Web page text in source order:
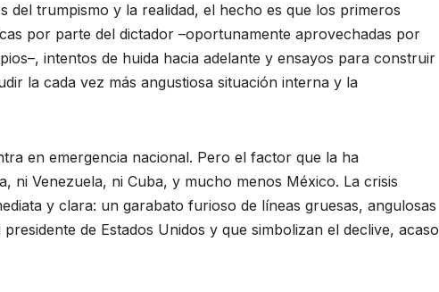
del trumpismo y la realidad, el hecho es que los primeros
por parte del dictador –oportunamente aprovechadas por
intentos de huida hacia adelante y ensayos para construir
la cada vez más angustiosa situación interna y la
en emergencia nacional. Pero el factor que la ha
ni Venezuela, ni Cuba, y mucho menos México. La crisis
y clara: un garabato furioso de líneas gruesas, angulosas
de Estados Unidos y que simbolizan el declive, acaso